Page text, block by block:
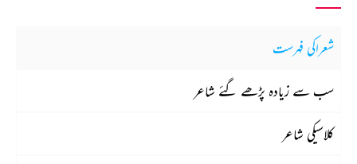
شعراکی فہرست
سب سے زیادہ پڑھے گئے شاعر
کلاسیکی شاعر